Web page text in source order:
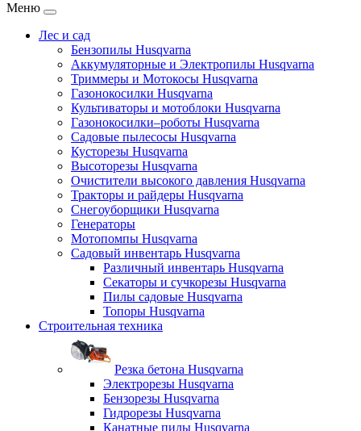
Меню
Лес и сад
Бензопилы Husqvarna
Аккумуляторные и Электропилы Нusqvarna
Триммеры и Мотокосы Нusqvarna
Газонокосилки Husqvarna
Культиваторы и мотоблоки Husqvarna
Газонокосилки–роботы Husqvarna
Садовые пылесосы Husqvarna
Кусторезы Husqvarna
Высоторезы Husqvarna
Очистители высокого давления Husqvarna
Тракторы и райдеры Husqvarna
Снегоуборщики Husqvarna
Генераторы
Мотопомпы Husqvarna
Садовый инвентарь Husqvarna
Различный инвентарь Husqvarna
Секаторы и сучкорезы Husqvarna
Пилы садовые Husqvarna
Топоры Husqvarna
Строительная техника
Резка бетона Husqvarna
Электрорезы Husqvarna
Бензорезы Husqvarna
Гидрорезы Husqvarna
Канатные пилы Husqvarna